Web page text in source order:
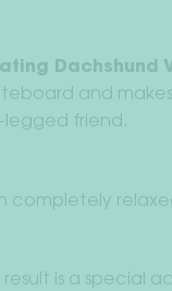
Dachshund
and
legged friend.
completely
is a special